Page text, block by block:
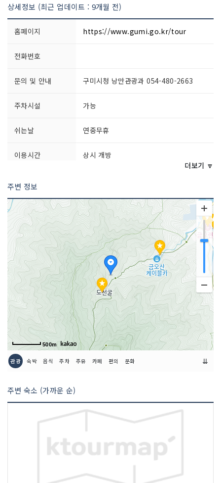
상세정보 (최근 업데이트 : 9개월 전)
홈페이지 https://www.gumi.go.kr/tour
전화번호
문의 및 안내 구미시청 낭만관광과 054-480-2663
주차시설 가능
쉬는날 연중무휴
이용시간
상시 개방
더보기 🔽
주변 정보
500m
관광 숙박 음식 주차 주유 카페 편의 문화 ⇊
주변 숙소 (가까운 순)